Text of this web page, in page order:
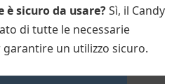
è sicuro da usare?Sì, il Candy
di tutte le necessarie
un utilizzo sicuro.